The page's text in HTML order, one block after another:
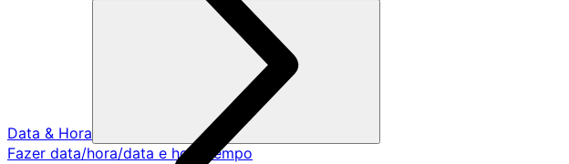
Data & Hora
Fazer data/hora/data e hora/tempo